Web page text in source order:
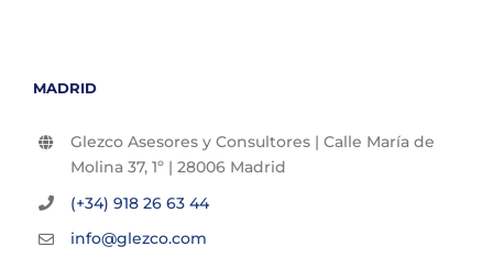
MADRID
Glezco Asesores y Consultores | Calle María de
Molina 37, 1º | 28006 Madrid
(+34) 918 26 63 44
info@glezco.com